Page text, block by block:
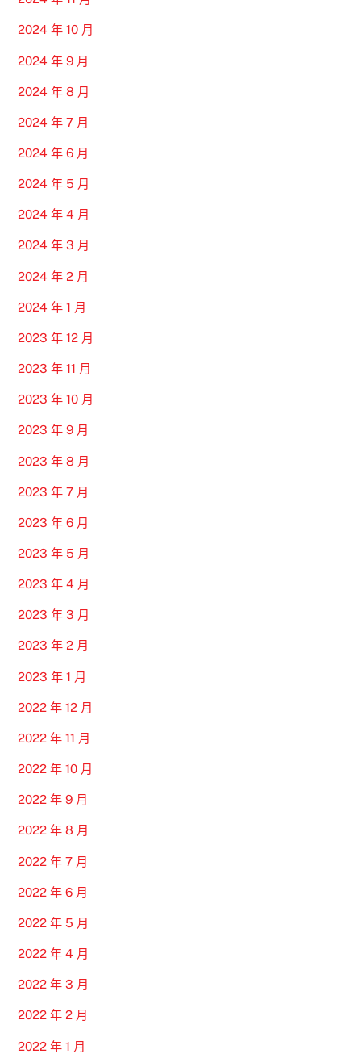
2024 年 10 月
2024 年 9 月
2024 年 8 月
2024 年 7 月
2024 年 6 月
2024 年 5 月
2024 年 4 月
2024 年 3 月
2024 年 2 月
2024 年 1 月
2023 年 12 月
2023 年 11 月
2023 年 10 月
2023 年 9 月
2023 年 8 月
2023 年 7 月
2023 年 6 月
2023 年 5 月
2023 年 4 月
2023 年 3 月
2023 年 2 月
2023 年 1 月
2022 年 12 月
2022 年 11 月
2022 年 10 月
2022 年 9 月
2022 年 8 月
2022 年 7 月
2022 年 6 月
2022 年 5 月
2022 年 4 月
2022 年 3 月
2022 年 2 月
2022 年 1 月